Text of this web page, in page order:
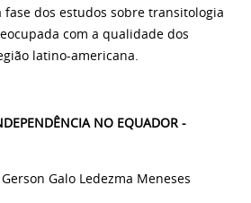
dos estudos sobre transitologia
com a qualidade dos
latino-americana.
NO EQUADOR -
Gerson Galo Ledezma Meneses